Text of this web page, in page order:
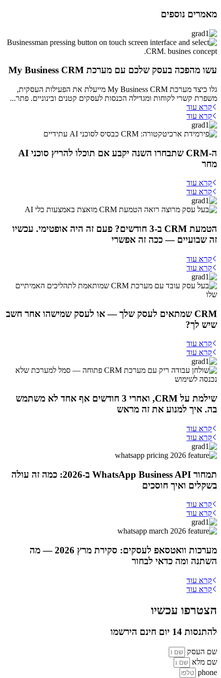
מאמרים נוספים
עשו מהפכה בעסק שלכם עם מערכת My Business CRM
גלו כיצד מערכת My Business CRM מייעלת את הפעילות העסקית,
משפרת קשרי לקוחות ומגדילה הכנסות לעסקים קטנים ובינוניים. פתר...
קרא עוד
קרא עוד
ה-CRM שתבחרו השנה יקבע אם תוכלו להריץ סוכני AI
מחר
קרא עוד
קרא עוד
הטמעת CRM ב-3 חודשים? פעם זה היה אופטימי. עכשיו
זה שבועיים — ככה זה אפשרי
קרא עוד
קרא עוד
CRM שמתאים לעסק שלך — או לעסק שמישהו אחר חשב
שיש לך?
קרא עוד
קרא עוד
שילמת על CRM, ואחרי 3 חודשים אף אחד לא משתמש
בה. איך למנוע את זה מראש
קרא עוד
קרא עוד
תמחור WhatsApp Business API ב-2026: כמה זה עולה
בשקלים ואיך חוסכים
קרא עוד
קרא עוד
מערכות וואטסאפ לעסקים: סקירת מרץ 2026 — מה
השתנה ומה כדאי לבחור
קרא עוד
קרא עוד
הצטרפו עכשיו
להתנסות 14 יום חינם הירשמו
שם העסק
שם מלא
phone